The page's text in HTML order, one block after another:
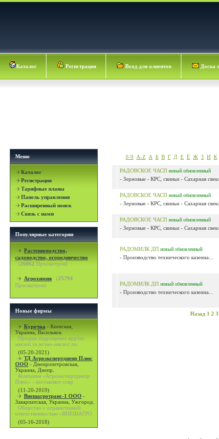
Каталог Регистрация Вход для клиентов Доска
Меню
Каталог
Регистрация
Тарифные планы
Панель управления
Расширенный поиск
Связь с нами
Популярные категории
Растениеводство,
садоводство, огородничество
(26062 Просмотров)
Агрохимия (25794
Просмотров)
Новые фирмы
Курочка - Киевская,
Украина, Васильков.
Продаж підрощених курчат
мясної та яєчно-мясної по
(05-20-2021)
ТД Агроэкспертднепр Плюс
ООО - Днепропетровская,
Украина, Днепр.
Компания «Агроэкспертднепр
Плюс» - поставляет совр
(11-20-2019)
Внешагротранс-1 ООО -
Закарпатская, Украина, Ужгород.
Общество с ограниченной
ответственностью «ВНЕШАГРО
(05-16-2018)
0-9 A-Z А Б В Г Д Е Ё Ж З И К
РАДОВСКОЕ ЧАСП новый обновленный
- Зерновые - КРС, свиньи - Сахарная
РАДОВСКОЕ ЧАСП новый обновленный
- Зерновые - КРС, свиньи - Сахарная
РАДОВСКОЕ ЧАСП новый обновленный
- Зерновые - КРС, свиньи - Сахарная
РАДОМИЛК ДП новый обновленный
- Производство технического казеина...
РАДОМИЛК ДП новый обновленный
- Производство технического казеина...
Назад 1 2 3